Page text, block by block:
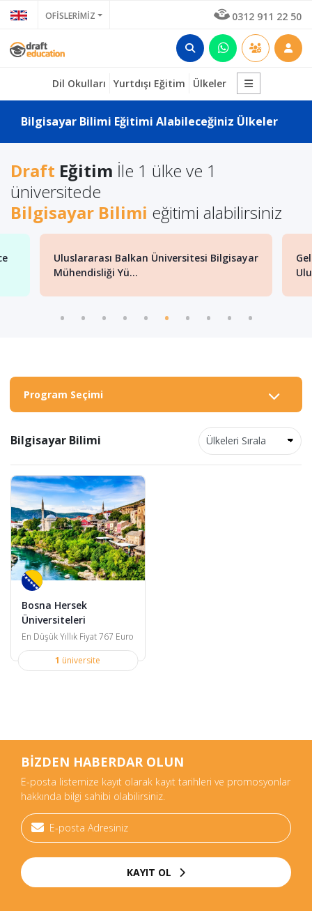
OFİSLERİMİZ 0312 911 22 50
Dil Okulları Yurtdışı Eğitim Ülkeler
Bilgisayar Bilimi Eğitimi Alabileceğiniz Ülkeler
Draft Eğitim İle 1 ülke ve 1
üniversitede
Bilgisayar Bilimi eğitimi alabilirsiniz
Uluslararası Balkan Üniversitesi Bilgisayar
Mühendisliği Yü...
Program Seçimi
Bilgisayar Bilimi
Bosna Hersek
Üniversiteleri
En Düşük Yıllık Fiyat 767 Euro
1 üniversite
BİZDEN HABERDAR OLUN
E-posta listemize kayıt olarak kayıt tarihleri ve promosyonlar
hakkında bilgi sahibi olabilirsiniz.
KAYIT OL